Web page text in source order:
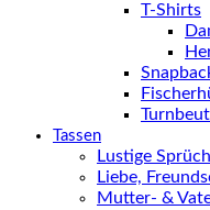
T-Shirts
Tassen
Lustige
Liebe,
Mutter- &